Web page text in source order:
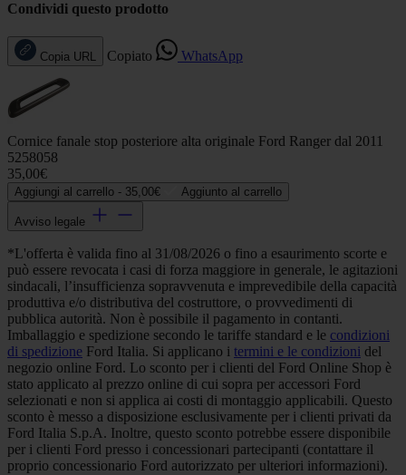
Condividi questo prodotto
Copia URL Copiato WhatsApp
Cornice fanale stop posteriore alta originale Ford Ranger dal 2011
5258058
35,00€
Aggiungi al carrello - 35,00€ Aggiunto al carrello
Avviso legale
*L'offerta è valida fino al 31/08/2026 o fino a esaurimento scorte e
può essere revocata i casi di forza maggiore in generale, le agitazioni
sindacali, l’insufficienza sopravvenuta e imprevedibile della capacità
produttiva e/o distributiva del costruttore, o provvedimenti di
pubblica autorità. Non è possibile il pagamento in contanti.
Imballaggio e spedizione secondo le tariffe standard e le condizioni
di spedizione Ford Italia. Si applicano i termini e le condizioni del
negozio online Ford. Lo sconto per i clienti del Ford Online Shop è
stato applicato al prezzo online di cui sopra per accessori Ford
selezionati e non si applica ai costi di montaggio applicabili. Questo
sconto è messo a disposizione esclusivamente per i clienti privati da
Ford Italia S.p.A. Inoltre, questo sconto potrebbe essere disponibile
per i clienti Ford presso i concessionari partecipanti (contattare il
proprio concessionario Ford autorizzato per ulteriori informazioni).